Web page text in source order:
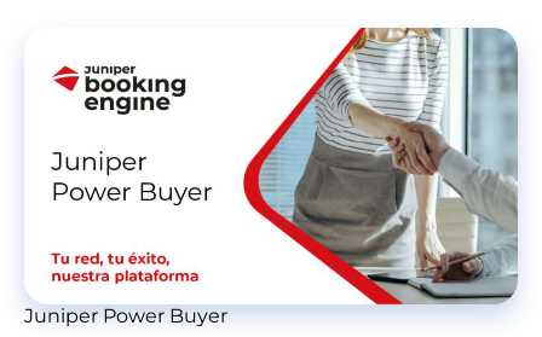
Juniper Power Buyer